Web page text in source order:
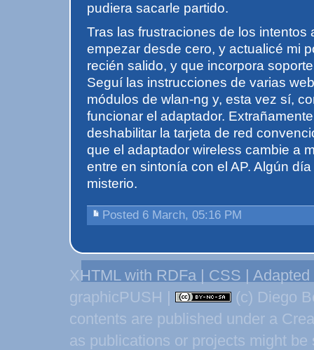
pudiera sacarle partido.
Tras las frustraciones de los intentos
empezar desde cero, y actualicé mi
recién salido, y que incorpora
Seguí las instrucciones de varias
módulos de wlan-ng y, esta vez sí,
funcionar el adaptador.
deshabilitar la tarjeta de red
que el adaptador wireless cambie a
entre en sintonía con el AP. Algún
misterio.
Posted 6 March, 05:16 PM
XHTML with RDFa | CSS |
graphicPUSH |
(c) Diego
contents are published under a
as publications or projects might